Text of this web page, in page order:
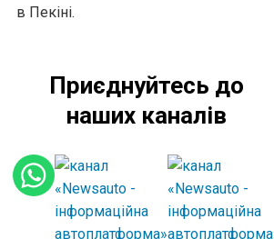
в Пекіні.
Приєднуйтесь до
наших каналів